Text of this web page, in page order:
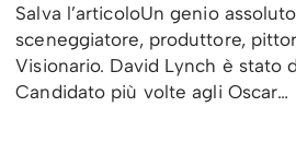
Salva l’articoloUn genio
sceneggiatore, produttore,
Visionario. David Lynch è stato
Candidato più volte agli Oscar…